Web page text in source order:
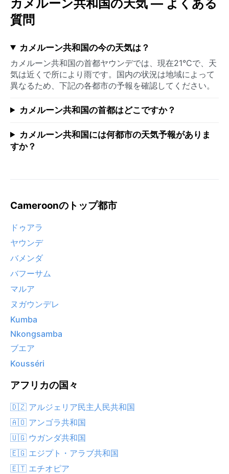
カメルーン共和国の天気 — よくある
質問
カメルーン共和国の今の天気は？
カメルーン共和国の首都ヤウンデでは、現在21°Cで、天
気は近くで所により雨です。国内の状況は地域によって
異なるため、下記の各都市の予報を確認してください。
カメルーン共和国の首都はどこですか？
カメルーン共和国には何都市の天気予報がありま
すか？
Cameroonのトップ都市
ドゥアラ
ヤウンデ
バメンダ
バフーサム
マルア
ヌガウンデレ
Kumba
Nkongsamba
ブエア
Kousséri
アフリカの国々
🇩🇿 アルジェリア民主人民共和国
🇦🇴 アンゴラ共和国
🇺🇬 ウガンダ共和国
🇪🇬 エジプト・アラブ共和国
🇪🇹 エチオピア